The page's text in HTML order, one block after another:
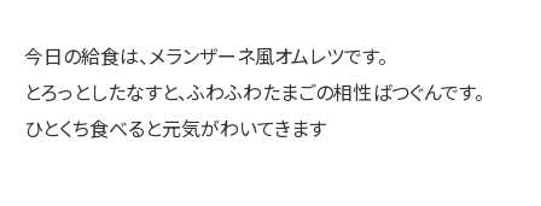
今日の給食は、メランザーネ風オムレツです。
とろっとしたなすと、ふわふわたまごの相性ばつぐんです。
ひとくち食べると元気がわいてきます